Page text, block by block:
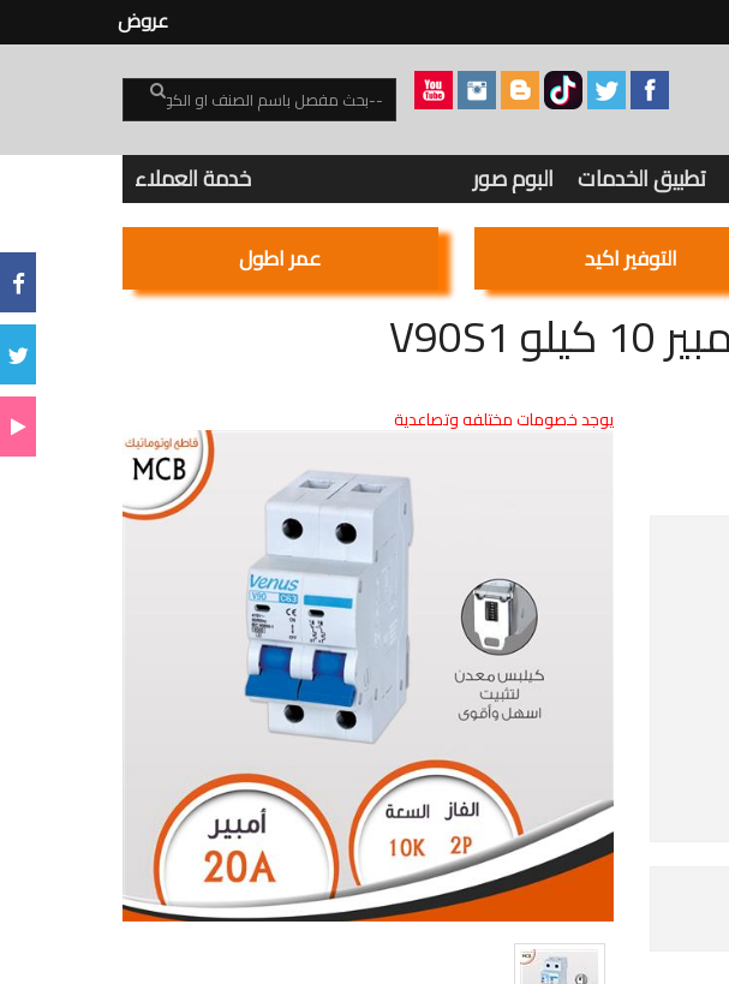
عروض
تطبيق الخدمات البوم صور خدمة العملاء
التوفير اكيد عمر اطول
يوجد خصومات مختلفه وتصاعدية